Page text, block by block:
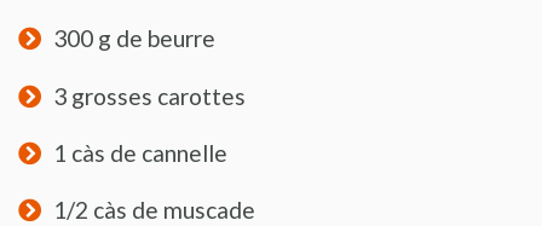
300 g de beurre
3 grosses carottes
1 càs de cannelle
1/2 càs de muscade